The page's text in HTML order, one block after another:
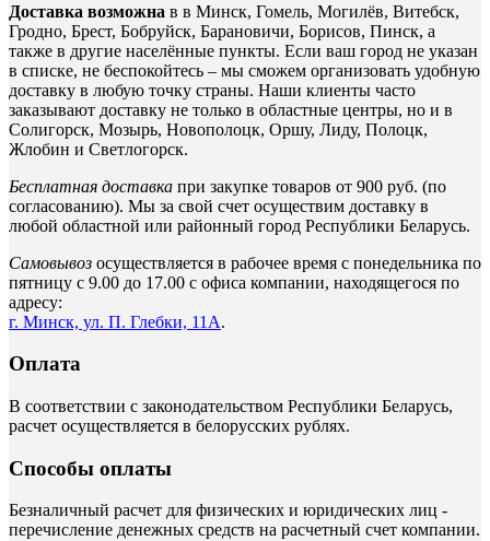
Доставка возможна в в Минск, Гомель, Могилёв, Витебск,
Гродно, Брест, Бобруйск, Барановичи, Борисов, Пинск, а
также в другие населённые пункты. Если ваш город не указан
в списке, не беспокойтесь – мы сможем организовать удобную
доставку в любую точку страны. Наши клиенты часто
заказывают доставку не только в областные центры, но и в
Солигорск, Мозырь, Новополоцк, Оршу, Лиду, Полоцк,
Жлобин и Светлогорск.
Бесплатная доставка при закупке товаров от 900 руб. (по
согласованию). Мы за свой счет осуществим доставку в
любой областной или районный город Республики Беларусь.
Самовывоз осуществляется в рабочее время с понедельника по
пятницу с 9.00 до 17.00 с офиса компании, находящегося по
адресу:
г. Минск, ул. П. Глебки, 11А.
Оплата
В соответствии с законодательством Республики Беларусь,
расчет осуществляется в белорусских рублях.
Способы оплаты
Безналичный расчет для физических и юридических лиц -
перечисление денежных средств на расчетный счет компании.